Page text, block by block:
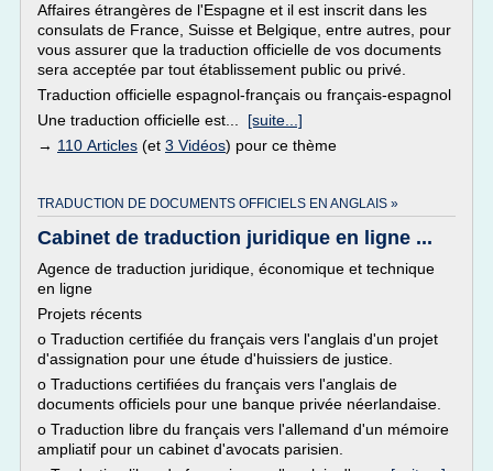
Affaires étrangères de l'Espagne et il est inscrit dans les
consulats de France, Suisse et Belgique, entre autres, pour
vous assurer que la traduction officielle de vos documents
sera acceptée par tout établissement public ou privé.
Traduction officielle espagnol-français ou français-espagnol
Une traduction officielle est... [suite...]
→ 110 Articles (et 3 Vidéos) pour ce thème
TRADUCTION DE DOCUMENTS OFFICIELS EN ANGLAIS »
Cabinet de traduction juridique en ligne ...
Agence de traduction juridique, économique et technique
en ligne
Projets récents
o Traduction certifiée du français vers l'anglais d'un projet
d'assignation pour une étude d'huissiers de justice.
o Traductions certifiées du français vers l'anglais de
documents officiels pour une banque privée néerlandaise.
o Traduction libre du français vers l'allemand d'un mémoire
ampliatif pour un cabinet d'avocats parisien.